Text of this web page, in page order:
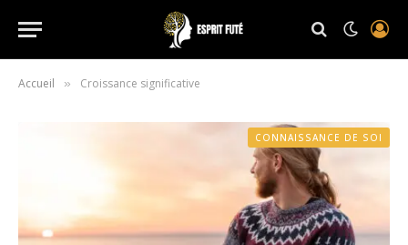
Accueil » Croissance significative
CONNAISSANCE DE SOI